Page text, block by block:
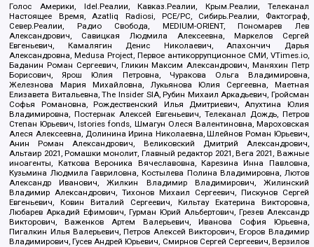
Голос Америки, Idel.Реалии, Кавказ.Реалии, Крым.Реалии, Телеканал
Настоящее Время, Azatliq Radiosi, PCE/PC, Сибирь.Реалии, Фактограф,
Север.Реалии, Радио Свобода, MEDIUM-ORIENT, Пономарев Лев
Александрович, Савицкая Людмила Алексеевна, Маркелов Сергей
Евгеньевич, Камалягин Денис Николаевич, Апахончич Дарья
Александровна, Medusa Project, Первое антикоррупционное СМИ, VTimes.io,
Баданин Роман Сергеевич, Гликин Максим Александрович, Маняхин Петр
Борисович, Ярош Юлия Петровна, Чуракова Ольга Владимировна,
Железнова Мария Михайловна, Лукьянова Юлия Сергеевна, Маетная
Елизавета Витальевна, The Insider SIA, Рубин Михаил Аркадьевич, Гройсман
Софья Романовна, Рождественский Илья Дмитриевич, Апухтина Юлия
Владимировна, Постернак Алексей Евгеньевич, Телеканал Дождь, Петров
Степан Юрьевич, Istories fonds, Шмагун Олеся Валентиновна, Мароховская
Алеся Алексеевна, Долинина Ирина Николаевна, Шлейнов Роман Юрьевич,
Анин Роман Александрович, Великовский Дмитрий Александрович,
Альтаир 2021, Ромашки монолит, Главный редактор 2021, Вега 2021, Важные
иноагенты, Каткова Вероника Вячеславовна, Карезина Инна Павловна,
Кузьмина Людмила Гавриловна, Костылева Полина Владимировна, Лютов
Александр Иванович, Жилкин Владимир Владимирович, Жилинский
Владимир Александрович, Тихонов Михаил Сергеевич, Пискунов Сергей
Евгеньевич, Ковин Виталий Сергеевич, Кильтау Екатерина Викторовна,
Любарев Аркадий Ефимович, Гурман Юрий Альбертович, Грезев Александр
Викторович, Важенков Артем Валерьевич, Иванова София Юрьевна,
Пигалкин Илья Валерьевич, Петров Алексей Викторович, Егоров Владимир
Владимирович, Гусев Андрей Юрьевич, Смирнов Сергей Сергеевич, Верзилов